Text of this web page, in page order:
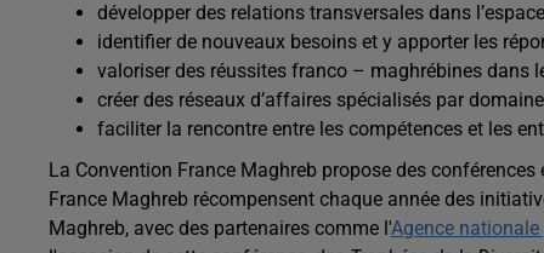
développer des relations transversales dans
identifier de nouveaux besoins et y apporter les
valoriser des réussites franco – maghrébines dans
créer des réseaux d’affaires spécialisés par
faciliter la rencontre entre les compétences et les
La Convention France Maghreb propose des
France Maghreb récompensent chaque année des
Maghreb, avec des partenaires comme l'Agence